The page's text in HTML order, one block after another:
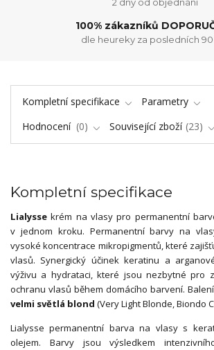
100% zákazníků
dle heureky za posledních
Kompletní specifikace
Parametry
Hodnocení
0 Související zboží 23
Kompletní specifikace
Lialysse krém na vlasy pro permanentní
v jednom kroku. Permanentní barvy na
vysoké koncentrace mikropigmentů, které
vlasů. Synergický účinek keratinu a
výživu a hydrataci, které jsou nezbytné pro
ochranu vlasů během domácího barvení.
velmi světlá blond (Very Light Blonde, Biondo
Lialysse permanentní barva na vlasy s
olejem. Barvy jsou výsledkem